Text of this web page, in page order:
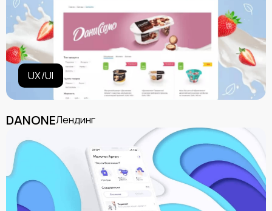
UX/UI
DANONEЛендинг
Вакансии
Медиа